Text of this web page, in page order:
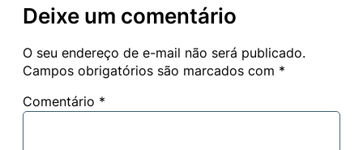
Deixe um comentário
O seu endereço de e-mail não será publicado.
Campos obrigatórios são marcados com *
Comentário *